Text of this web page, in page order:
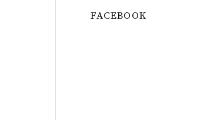
FACEBOOK